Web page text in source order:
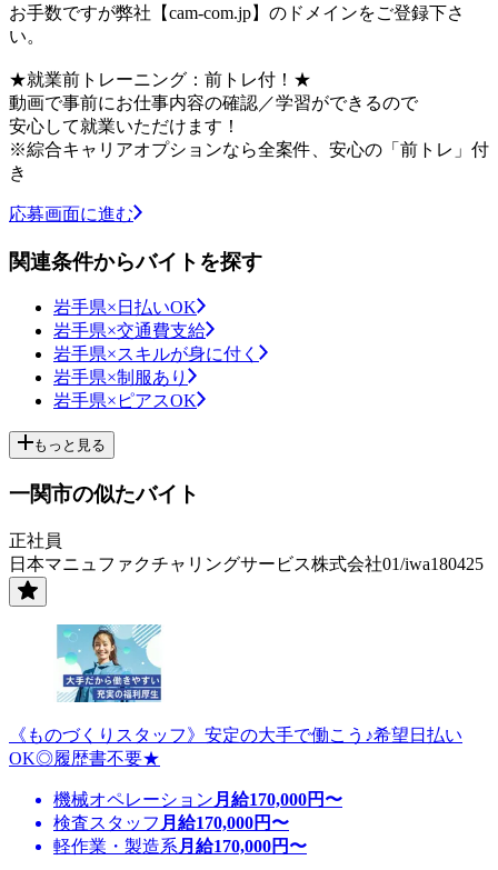
お手数ですが弊社【cam-com.jp】のドメインをご登録下さ
い。
★就業前トレーニング：前トレ付！★
動画で事前にお仕事内容の確認／学習ができるので
安心して就業いただけます！
※綜合キャリアオプションなら全案件、安心の「前トレ」付
き
応募画面に進む
関連条件からバイトを探す
岩手県×日払いOK
岩手県×交通費支給
岩手県×スキルが身に付く
岩手県×制服あり
岩手県×ピアスOK
もっと見る
一関市の似たバイト
正社員
日本マニュファクチャリングサービス株式会社01/iwa180425
《ものづくりスタッフ》安定の大手で働こう♪希望日払い
OK◎履歴書不要★
機械オペレーション 月給170,000円〜
検査スタッフ 月給170,000円〜
軽作業・製造系 月給170,000円〜